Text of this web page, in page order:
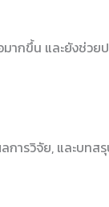
กขึ้น และยังช่วย
ารวิจัย, และบทส